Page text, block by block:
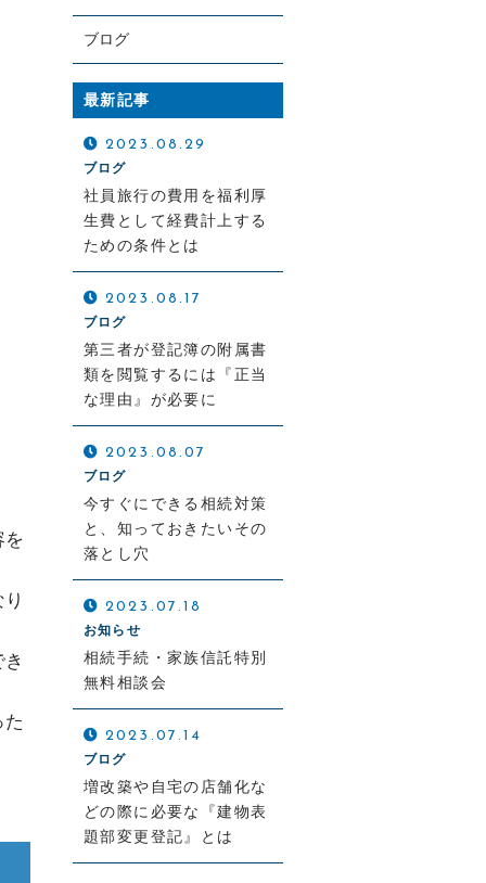
お電話での受付
0120-279-409
受付時間 平日 8：30～17：30
土日・祝日対応可（要予約）
を
ブログ
最新記事
2023.08.29
ブログ
社員旅行の費用を福利厚
生費として経費計上する
ための条件とは
2023.08.17
ブログ
第三者が登記簿の附属書
類を閲覧するには『正当
な理由』が必要に
2023.08.07
ブログ
今すぐにできる相続対策
と、知っておきたいその
落とし穴
2023.07.18
お知らせ
相続手続・家族信託特別
無料相談会
2023.07.14
ブログ
増改築や自宅の店舗化な
どの際に必要な『建物表
題部変更登記』とは